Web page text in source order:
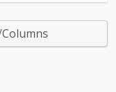
ンバーの出身地を巡っ
アー≠ME 全国ツアー20
と、同じクラス」で
な演出を加えながら、